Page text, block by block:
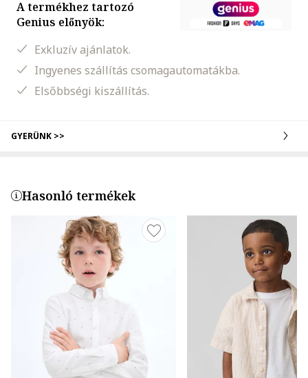
A termékhez tartozó
Genius előnyök:
Exkluzív ajánlatok.
Ingyenes szállítás csomagautomatákba.
Elsőbbségi kiszállítás.
GYERÜNK >>
Hasonló termékek